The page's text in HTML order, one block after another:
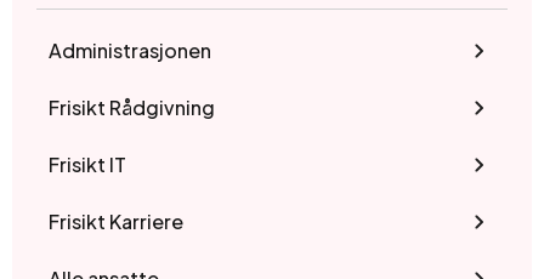
Administrasjonen
Frisikt Rådgivning
Frisikt IT
Frisikt Karriere